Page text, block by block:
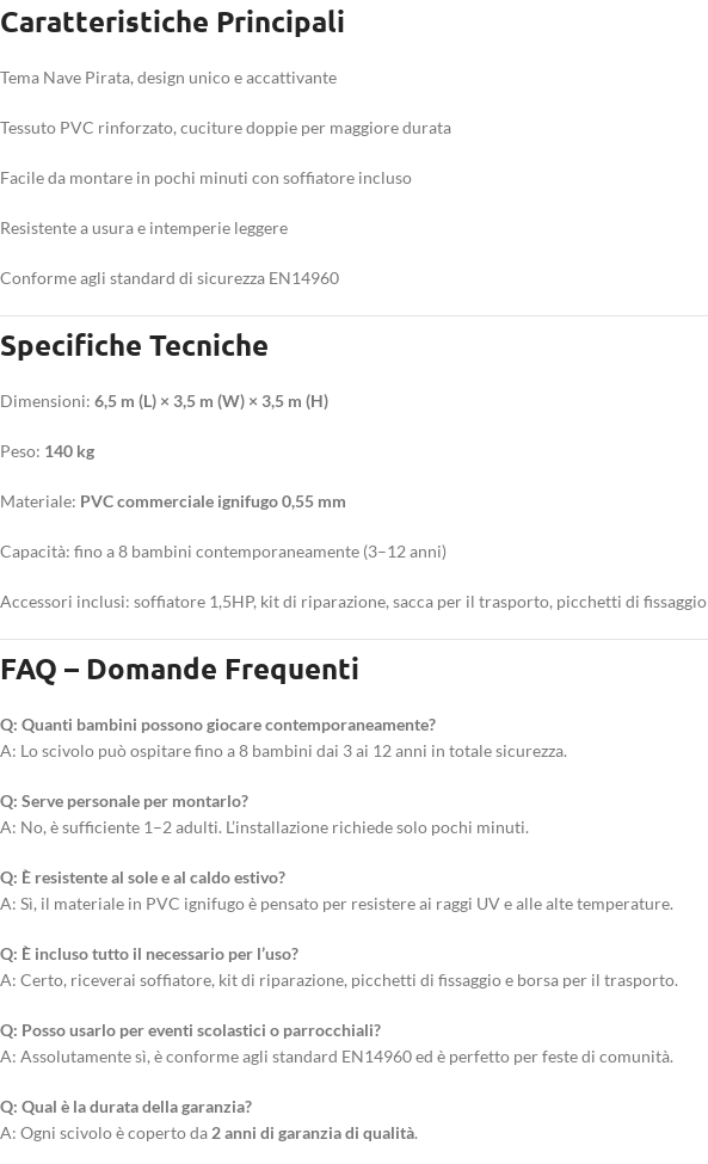
Caratteristiche Principali
Tema Nave Pirata, design unico e accattivante
Tessuto PVC rinforzato, cuciture doppie per maggiore durata
Facile da montare in pochi minuti con soffiatore incluso
Resistente a usura e intemperie leggere
Conforme agli standard di sicurezza EN14960
Specifiche Tecniche
Dimensioni: 6,5 m (L) × 3,5 m (W) × 3,5 m (H)
Peso: 140 kg
Materiale: PVC commerciale ignifugo 0,55 mm
Capacità: fino a 8 bambini contemporaneamente (3–12 anni)
Accessori inclusi: soffiatore 1,5HP, kit di riparazione, sacca per il trasporto, picchetti di fissaggio
FAQ – Domande Frequenti
Q: Quanti bambini possono giocare contemporaneamente?
A: Lo scivolo può ospitare fino a 8 bambini dai 3 ai 12 anni in totale sicurezza.
Q: Serve personale per montarlo?
A: No, è sufficiente 1–2 adulti. L’installazione richiede solo pochi minuti.
Q: È resistente al sole e al caldo estivo?
A: Sì, il materiale in PVC ignifugo è pensato per resistere ai raggi UV e alle alte temperature.
Q: È incluso tutto il necessario per l’uso?
A: Certo, riceverai soffiatore, kit di riparazione, picchetti di fissaggio e borsa per il trasporto.
Q: Posso usarlo per eventi scolastici o parrocchiali?
A: Assolutamente sì, è conforme agli standard EN14960 ed è perfetto per feste di comunità.
Q: Qual è la durata della garanzia?
A: Ogni scivolo è coperto da2 anni di garanzia di qualità.